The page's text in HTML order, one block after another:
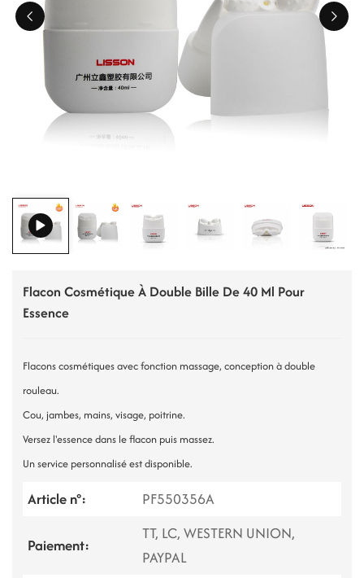
Flacon Cosmétique À Double Bille De 40 Ml Pour
Essence
Flacons cosmétiques avec fonction massage, conception à double
rouleau.
Cou, jambes, mains, visage, poitrine.
Versez l'essence dans le flacon puis massez.
Un service personnalisé est disponible.
Article n°: PF550356A
Paiement:
TT, LC, WESTERN UNION,
PAYPAL